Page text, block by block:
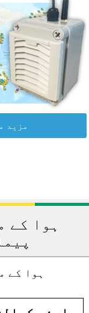
مزید
ہوا کے
ہوا کے